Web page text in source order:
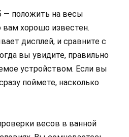
— положить на весы
вам хорошо известен.
дисплей, и сравните с
вы увидите, правильно
устройством. Если вы
поймете, насколько
весов в ванной